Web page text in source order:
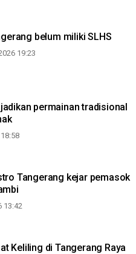
belum miliki SLHS
19:23
permainan tradisional
Tangerang kejar pemasok
13:42
Keliling di Tangerang Raya